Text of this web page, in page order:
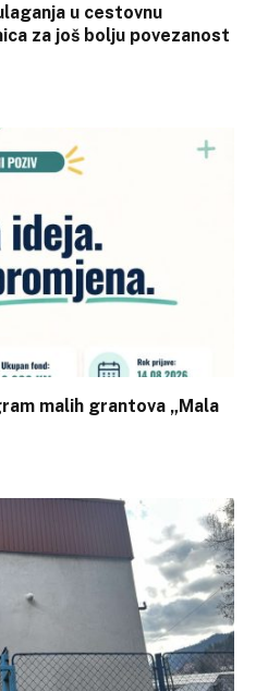
u cestovnu
za još bolju povezanost
malih grantova „Mala